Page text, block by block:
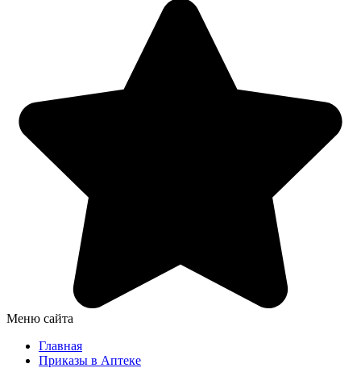
Меню сайта
Главная
Приказы в Аптеке